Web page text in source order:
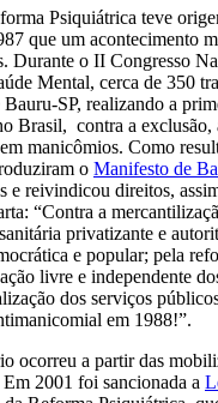
Psiquiátrica teve
que um acontecimento
Durante o II Congresso
Mental, cerca de 350
Bauru-SP, realizando a
Brasil, contra a exclusão,
manicômios. Como
o Manifesto de
e reivindicou direitos,
“Contra a
privatizante e
e popular; pela
livre e independente
dos serviços
em 1988!”.
ocorreu a partir das
2001 foi sancionada a